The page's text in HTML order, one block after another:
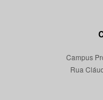
Campus
Rua